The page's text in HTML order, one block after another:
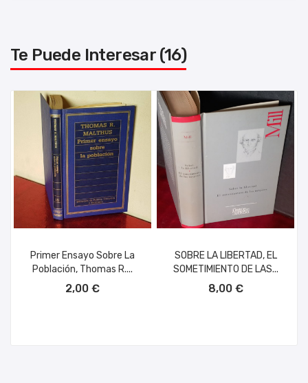
Te Puede Interesar (16)
Primer Ensayo Sobre La
Población, Thomas R....
2,00 €
SOBRE LA LIBERTAD, EL
SOMETIMIENTO DE LAS...
8,00 €